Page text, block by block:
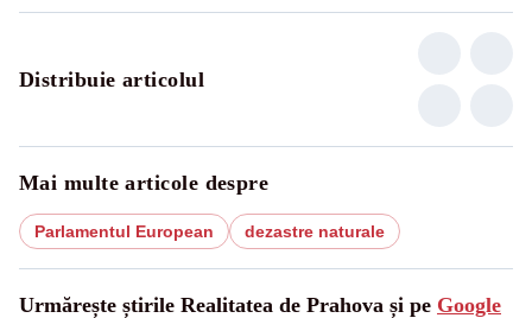
Distribuie articolul
Mai multe articole despre
Parlamentul European dezastre naturale
Urmărește știrile Realitatea de Prahova și pe Google